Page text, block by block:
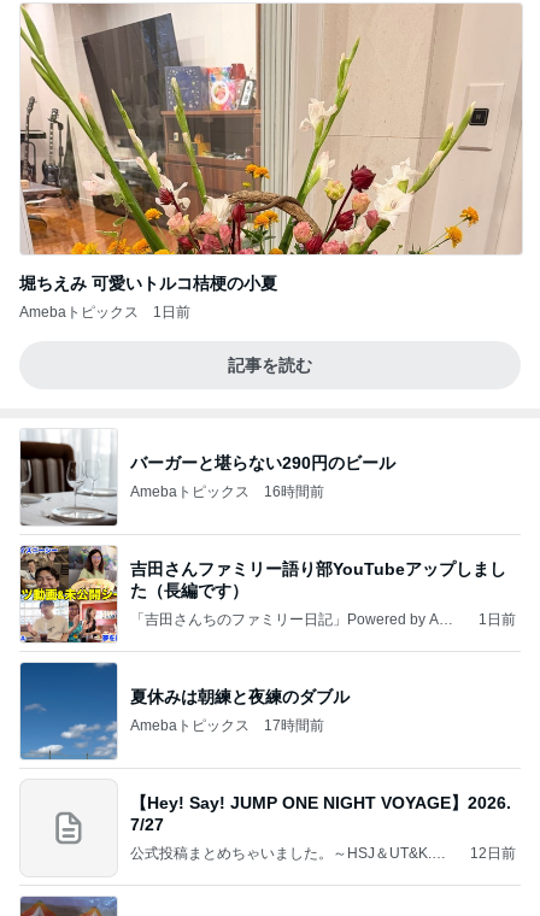
堀ちえみ 可愛いトルコ桔梗の小夏
Amebaトピックス 1日前
記事を読む
バーガーと堪らない290円のビール
Amebaトピックス 16時間前
吉田さんファミリー語り部YouTubeアップしまし
た（長編です）
「吉田さんちのファミリー日記」Powered by Ame
1日前
夏休みは朝練と夜練のダブル
Amebaトピックス 17時間前
【Hey! Say! JUMP ONE NIGHT VOYAGE】2026.
7/27
公式投稿まとめちゃいました。～HSJ＆UT&K.O.
12日前